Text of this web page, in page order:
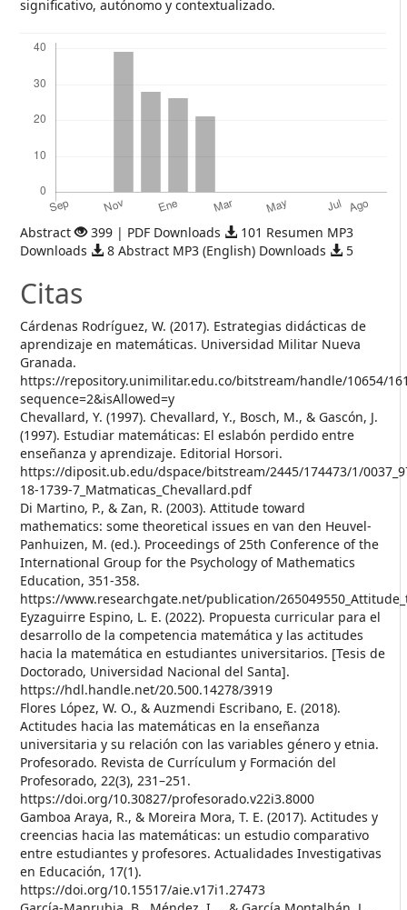
significativo, autónomo y contextualizado.
Abstract 399 | PDF Downloads
101 Resumen MP3
Downloads
8 Abstract MP3 (English) Downloads 5
Citas
Cárdenas Rodríguez, W. (2017). Estrategias didácticas de
aprendizaje en matemáticas. Universidad Militar Nueva
Granada.
https://repository.unimilitar.edu.co/bitstream/handle/10654/
sequence=2&isAllowed=y
Chevallard, Y. (1997). Chevallard, Y., Bosch, M., & Gascón, J.
(1997). Estudiar matemáticas: El eslabón perdido entre
enseñanza y aprendizaje. Editorial Horsori.
https://diposit.ub.edu/dspace/bitstream/2445/174473/1/
18-1739-7_Matmaticas_Chevallard.pdf
Di Martino, P., & Zan, R. (2003). Attitude toward
mathematics: some theoretical issues en van den Heuvel-
Panhuizen, M. (ed.). Proceedings of 25th Conference of the
International Group for the Psychology of Mathematics
Education, 351-358.
https://www.researchgate.net/publication/
Eyzaguirre Espino, L. E. (2022). Propuesta curricular para el
desarrollo de la competencia matemática y las actitudes
hacia la matemática en estudiantes universitarios. [Tesis de
Doctorado, Universidad Nacional del Santa].
https://hdl.handle.net/20.500.14278/3919
Flores López, W. O., & Auzmendi Escribano, E. (2018).
Actitudes hacia las matemáticas en la enseñanza
universitaria y su relación con las variables género y etnia.
Profesorado. Revista de Currículum y Formación del
Profesorado, 22(3), 231–251.
https://doi.org/10.30827/profesorado.v22i3.8000
Gamboa Araya, R., & Moreira Mora, T. E. (2017). Actitudes y
creencias hacia las matemáticas: un estudio comparativo
entre estudiantes y profesores. Actualidades Investigativas
en Educación, 17(1).
https://doi.org/10.15517/aie.v17i1.27473